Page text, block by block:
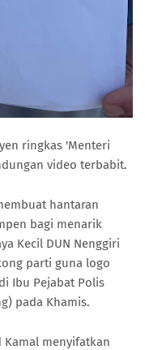
ringkas 'Menteri
video terbabit.
hantaran
bagi menarik
Kecil DUN Nenggiri
parti guna logo
Ibu Pejabat Polis
pada Khamis.
Kamal menyifatkan